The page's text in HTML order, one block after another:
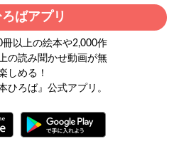
ばアプリ
冊以上の絵本や2,000作
の読み聞かせ動画が無
しめる！
ひろば』公式アプリ。